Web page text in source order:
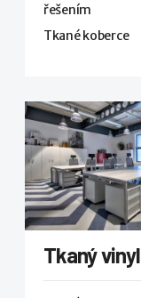
řešením
Tkané koberce
Tkaný vinyl